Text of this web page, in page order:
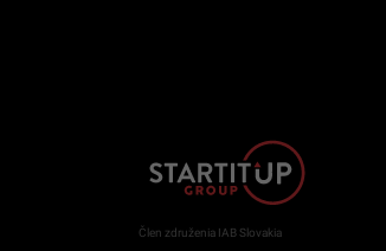
Člen združenia IAB Slovakia